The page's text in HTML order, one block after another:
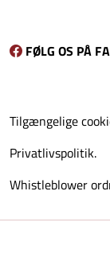
FØLG OS PÅ
Tilgængelige
Privatlivspolitik.
Whistleblower